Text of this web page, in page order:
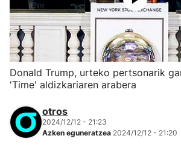
Donald Trump, urteko pertsonarik
'Time' aldizkariaren arabera
otros
2024/12/12 - 21:23
Azken eguneratzea 2024/12/12 - 21:20